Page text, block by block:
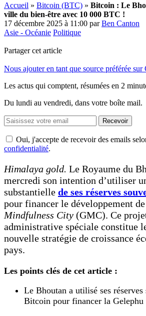
Accueil » Bitcoin (BTC) » Bitcoin : Le
ville du bien-être avec 10 000 BTC !
17 décembre 2025 à 11:00 parBen Canton
Asie - Océanie Politique
Partager cet article
Nous ajouter en tant que source préférée sur
Les actus qui comptent, résumées en 2
Du lundi au vendredi, dans votre boîte mail.
Recevoir
Oui, j'accepte de recevoir des emails
confidentialité.
Himalaya gold. Le Royaume du
mercredi son intention d’utiliser
substantielle de ses réserves
pour financer le développement
Mindfulness City (GMC). Ce
administrative spéciale constitue
nouvelle stratégie de croissance
pays.
Les points clés de cet article :
Le Bhoutan a utilisé ses réserves
Bitcoin pour financer la